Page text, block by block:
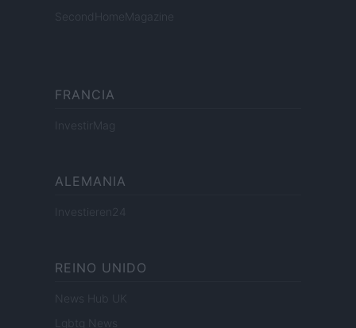
SecondHomeMagazine
FRANCIA
InvestirMag
ALEMANIA
Investieren24
REINO UNIDO
News Hub UK
Lgbtq News